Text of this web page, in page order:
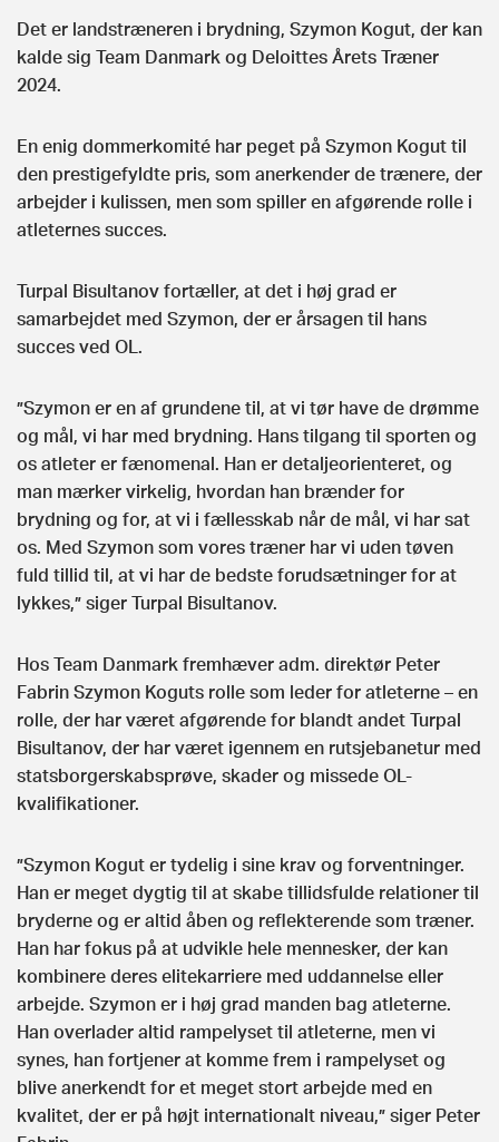
Det er landstræneren i brydning, Szymon Kogut, der kan
kalde sig Team Danmark og Deloittes Årets Træner
2024.
En enig dommerkomité har peget på Szymon Kogut til
den prestigefyldte pris, som anerkender de trænere, der
arbejder i kulissen, men som spiller en afgørende rolle i
atleternes succes.
Turpal Bisultanov fortæller, at det i høj grad er
samarbejdet med Szymon, der er årsagen til hans
succes ved OL.
”Szymon er en af grundene til, at vi tør have de drømme
og mål, vi har med brydning. Hans tilgang til sporten og
os atleter er fænomenal. Han er detaljeorienteret, og
man mærker virkelig, hvordan han brænder for
brydning og for, at vi i fællesskab når de mål, vi har sat
os. Med Szymon som vores træner har vi uden tøven
fuld tillid til, at vi har de bedste forudsætninger for at
lykkes,” siger Turpal Bisultanov.
Hos Team Danmark fremhæver adm. direktør Peter
Fabrin Szymon Koguts rolle som leder for atleterne – en
rolle, der har været afgørende for blandt andet Turpal
Bisultanov, der har været igennem en rutsjebanetur med
statsborgerskabsprøve, skader og missede OL-
kvalifikationer.
”Szymon Kogut er tydelig i sine krav og forventninger.
Han er meget dygtig til at skabe tillidsfulde relationer til
bryderne og er altid åben og reflekterende som træner.
Han har fokus på at udvikle hele mennesker, der kan
kombinere deres elitekarriere med uddannelse eller
arbejde. Szymon er i høj grad manden bag atleterne.
Han overlader altid rampelyset til atleterne, men vi
synes, han fortjener at komme frem i rampelyset og
blive anerkendt for et meget stort arbejde med en
kvalitet, der er på højt internationalt niveau,” siger Peter